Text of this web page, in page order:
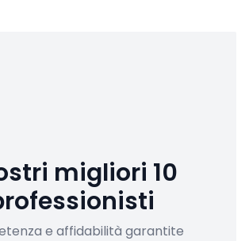
migliori 10
e affidabilità garantite